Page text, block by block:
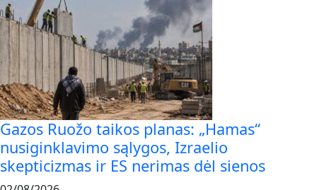
Gazos Ruožo taikos planas: „Hamas“
nusiginklavimo sąlygos, Izraelio
skepticizmas ir ES nerimas dėl sienos